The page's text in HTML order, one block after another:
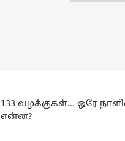
133 வழக்குகள்... ஒரே
என்ன?